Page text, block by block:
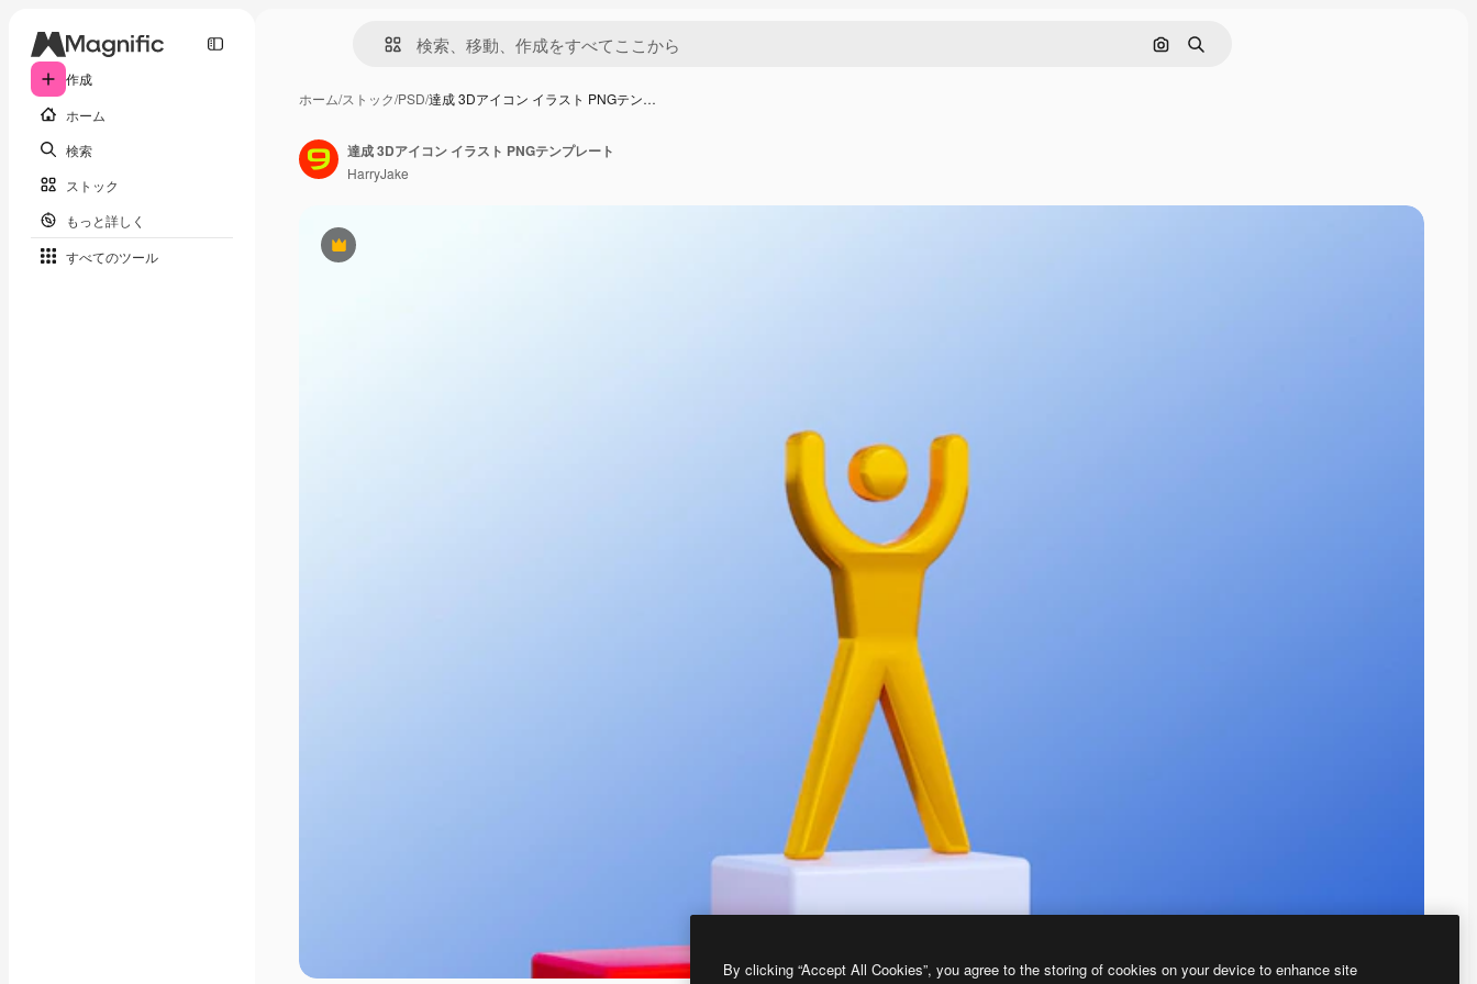
作成
ホーム
検索
ストック
もっと詳しく
すべてのツール
画像で検索
検索
ホーム/ストック/PSD/達成 3Dアイコン イラスト PNGテン…
Premium
達成 3Dアイコン イラスト PNGテンプレート
HarryJake
By clicking “Accept All Cookies”, you agree to the storing of cookies on your device to enhance site